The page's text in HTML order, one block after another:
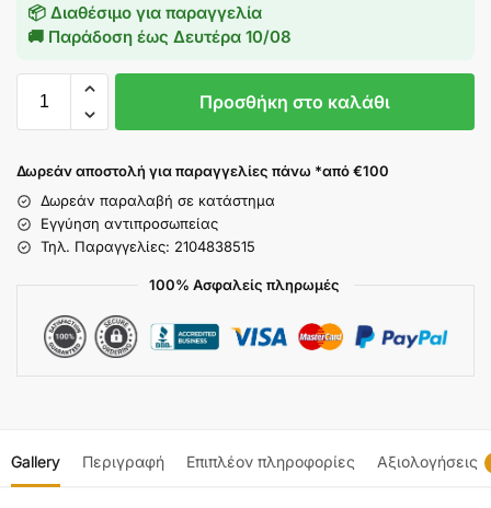
📦 Διαθέσιμο για παραγγελία
🚚 Παράδοση έως Δευτέρα 10/08
Προσθήκη στο καλάθι
Δωρεάν αποστολή για παραγγελίες πάνω *από €100
Δωρεάν παραλαβή σε κατάστημα
Εγγύηση αντιπροσωπείας
Τηλ. Παραγγελίες: 2104838515
100% Ασφαλείς πληρωμές
Gallery Περιγραφή Επιπλέον πληροφορίες Αξιολογήσεις